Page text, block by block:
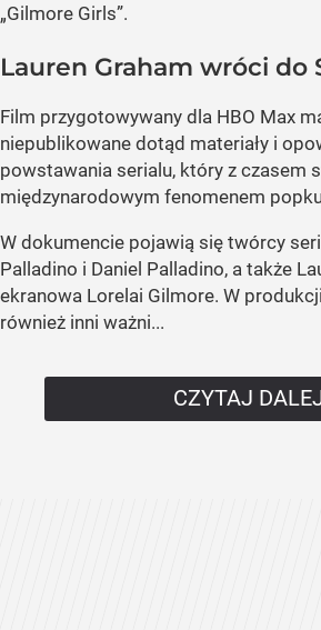
„Gilmore Girls”.
Lauren Graham wróci do
Film przygotowywany dla HBO Max
niepublikowane dotąd materiały i
powstawania serialu, który z czasem
międzynarodowym fenomenem
W dokumencie pojawią się twórcy
Palladino i Daniel Palladino, a także
ekranowa Lorelai Gilmore. W
również inni ważni...
CZYTAJ